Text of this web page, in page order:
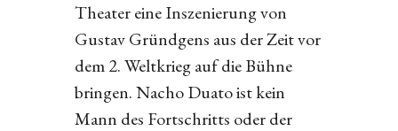
Theater eine Inszenierung von
Gustav Gründgens aus der Zeit vor
dem 2. Weltkrieg auf die Bühne
bringen. Nacho Duato ist kein
Mann des Fortschritts oder der